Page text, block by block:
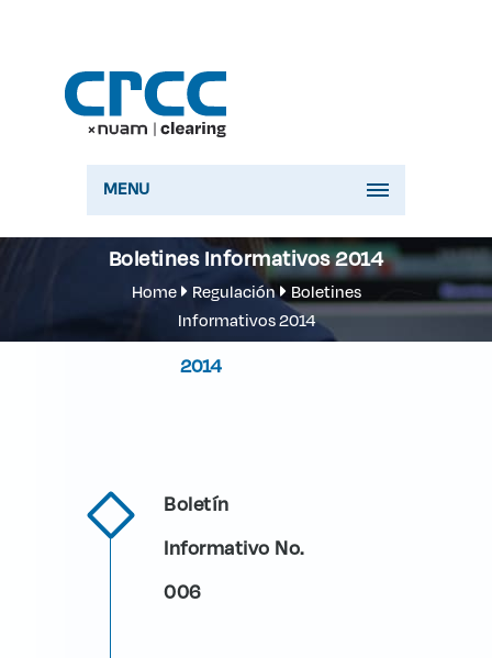
MENU
Boletines Informativos 2014
Home Regulación
Boletines
Informativos 2014
2014
Boletín
Informativo No.
006